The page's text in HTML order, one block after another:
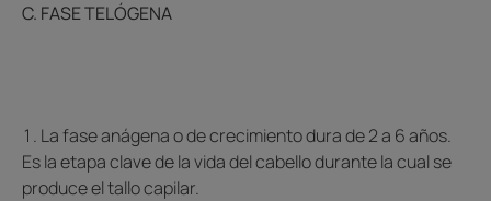
C. FASE TELÓGENA
La fase anágena o de crecimiento dura de 2 a 6 años.
Es la etapa clave de la vida del cabello durante la cual se
produce el tallo capilar.